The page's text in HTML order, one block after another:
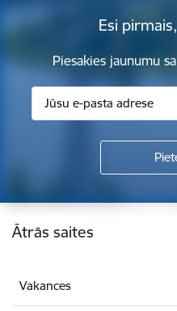
Esi
Piesakies jaunumu
Kājene
Ātrās saites
Vakances